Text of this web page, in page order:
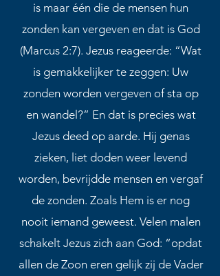
is maar één die de mensen hun
zonden kan vergeven en dat is God
(Marcus 2:7). Jezus reageerde: “Wat
is gemakkelijker te zeggen: Uw
zonden worden vergeven of sta op
en wandel?” En dat is precies wat
Jezus deed op aarde. Hij genas
zieken, liet doden weer levend
worden, bevrijdde mensen en vergaf
de zonden. Zoals Hem is er nog
nooit iemand geweest. Velen malen
schakelt Jezus zich aan God: “opdat
allen de Zoon eren gelijk zij de Vader